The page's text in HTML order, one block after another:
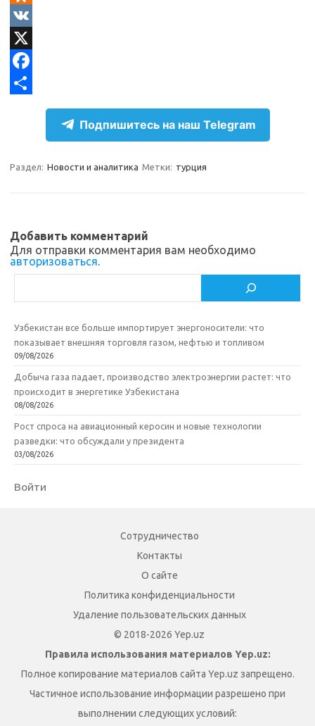
e
e
g
O
d
n
o
s
i
k
V
KX
F
b
k
р
и
т
Подпишитесь на наш Telegram
Раздел: Новости и аналитика Метки: турция
Добавить комментарий
Для отправки комментария вам необходимо
авторизоваться.
Узбекистан все больше импортирует энергоносители: что
показывает внешняя торговля газом, нефтью и топливом
09/08/2026
Добыча газа падает, производство электроэнергии растет: что
происходит в энергетике Узбекистана
08/08/2026
Рост спроса на авиационный керосин и новые технологии
разведки: что обсуждали у президента
03/08/2026
Войти
Сотрудничество
Контакты
О сайте
Политика конфиденциальности
Удаление пользовательских данных
© 2018-2026 Yep.uz
Правила использования материалов Yep.uz:
Полное копирование материалов сайта Yep.uz запрещено.
Частичное использование информации разрешено при
выполнении следующих условий: